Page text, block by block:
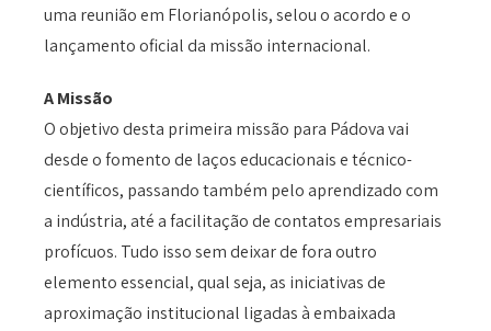
uma reunião em Florianópolis, selou o acordo e o
lançamento oficial da missão internacional.
A Missão
O objetivo desta primeira missão para Pádova vai
desde o fomento de laços educacionais e técnico-
científicos, passando também pelo aprendizado com
a indústria, até a facilitação de contatos empresariais
profícuos. Tudo isso sem deixar de fora outro
elemento essencial, qual seja, as iniciativas de
aproximação institucional ligadas à embaixada